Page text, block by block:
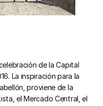
de la Capital
La inspiración para la
proviene de la
el Mercado Central, el